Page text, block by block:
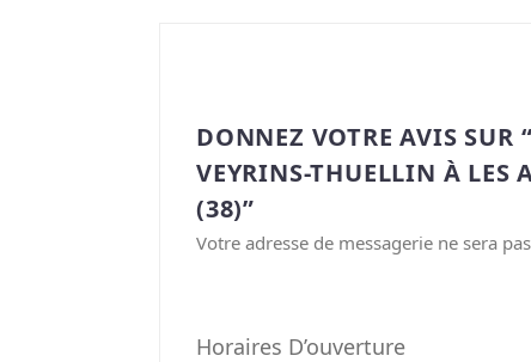
DONNEZ VOTRE AVIS
VEYRINS-THUELLIN À LES
(38)”
Votre adresse de messagerie ne sera
Horaires D’ouverture